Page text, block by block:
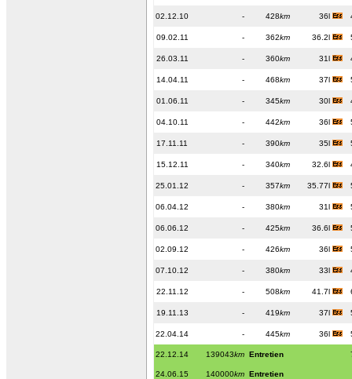
02.12.10 - 428km 36l
09.02.11 - 362km 36.2l
26.03.11 - 360km 31l
14.04.11 - 468km 37l
01.06.11 - 345km 30l
04.10.11 - 442km 36l
17.11.11 - 390km 35l
15.12.11 - 340km 32.6l
25.01.12 - 357km 35.77l
06.04.12 - 380km 31l
06.06.12 - 425km 36.6l
02.09.12 - 426km 36l
07.10.12 - 380km 33l
22.11.12 - 508km 41.7l
19.11.13 - 419km 37l
22.04.14 - 445km 36l
22.12.14 139043km Entretien
24.06.15 140000km Entretien